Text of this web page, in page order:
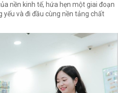
nền kinh tế, hứa hẹn một giai đoạn
và đi đầu cùng nền tảng chất